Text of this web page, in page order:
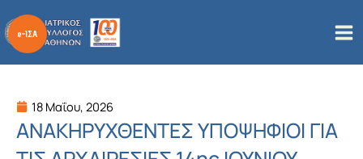
στο
περιεχόμενο
18 Μαΐου, 2026
ΑΝΑΚΗΡΥΧΘΕΝΤΕΣ ΥΠΟΨΗΦΙΟΙ ΓΙΑ